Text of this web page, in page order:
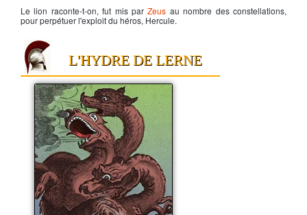
Le lion raconte-t-on, fut mis parZeus au nombre des constellations,
pour perpétuer l'exploit du héros, Hercule.
L'HYDRE DE LERNE